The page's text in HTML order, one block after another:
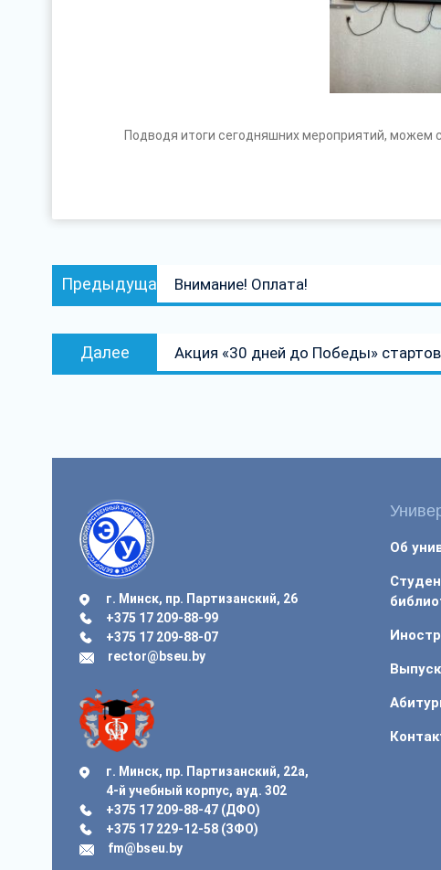
Подводя итоги сегодняшних мероприятий,
Навигация
по
Предыдущая
запись:
Внимание! Оплата!
Далее
запись:
Акция «30 дней до Победы»
г. Минск, пр. Партизанский, 26
+375 17 209-88-99
+375 17 209-88-07
rector@bseu.by
г. Минск, пр. Партизанский, 22а,
4-й учебный корпус, ауд. 302
+375 17 209-88-47 (ДФО)
+375 17 229-12-58 (ЗФО)
fm@bseu.by
Об